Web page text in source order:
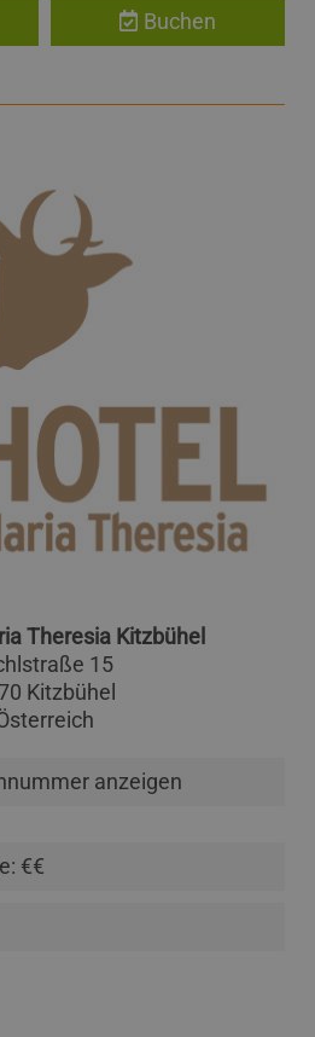
Buchen
Theresia Kitzbühel
15
Kitzbühel
anzeigen
€€